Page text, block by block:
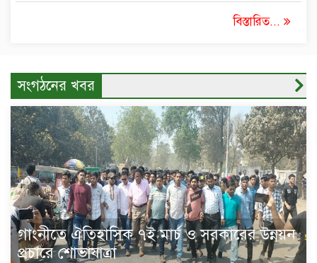
বিস্তারিত...
সংগঠনের খবর
গাংনীতে ঐতিহাসিক ৭ই মার্চ ও সরকারের উন্নয়ন
প্রচারে শোভাযাত্রা